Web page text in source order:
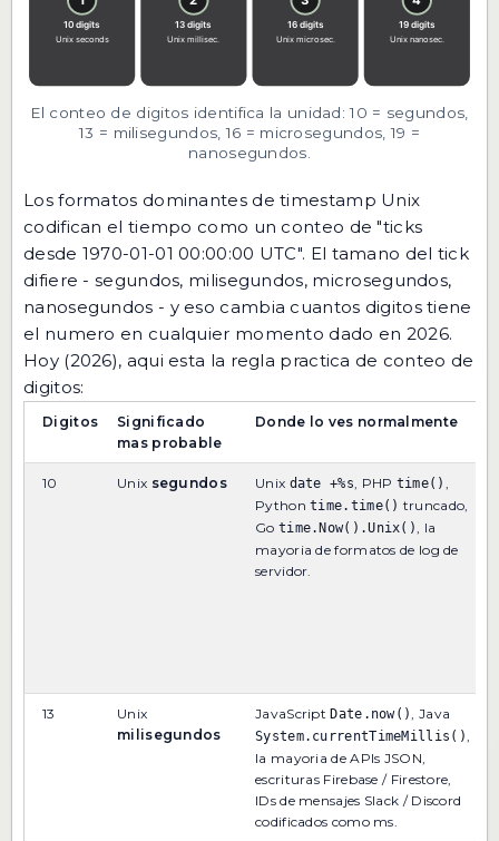
El conteo de digitos identifica la unidad: 10 = segundos,
13 = milisegundos, 16 = microsegundos, 19 =
nanosegundos.
Los formatos dominantes de timestamp Unix
codifican el tiempo como un conteo de "ticks
desde 1970-01-01 00:00:00 UTC". El tamano del tick
difiere - segundos, milisegundos, microsegundos,
nanosegundos - y eso cambia cuantos digitos tiene
el numero en cualquier momento dado en 2026.
Hoy (2026), aqui esta la regla practica de conteo de
digitos:
Digitos
Significado
mas probable
Donde lo ves normalmente
10 Unix segundos Unix date +%s, PHP time() ,
Pythontime.time() truncado,
Go time.Now().Unix(), la
mayoria de formatos de log de
servidor.
13
Unix
milisegundos
JavaScriptDate.now(), Java
System.currentTimeMillis(),
la mayoria de APIs JSON,
escrituras Firebase / Firestore,
IDs de mensajes Slack / Discord
codificados como ms.